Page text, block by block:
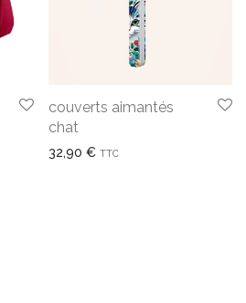
couverts aimantés
chat
32,90 € TTC